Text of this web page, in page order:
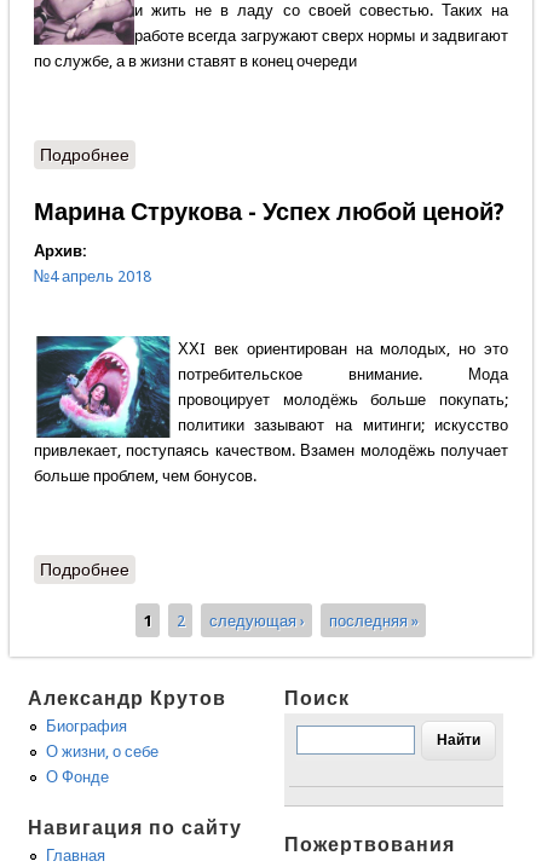
и жить не в ладу со своей совестью. Таких на
работе всегда загружают сверх нормы и задвигают
по службе, а в жизни ставят в конец очереди
Подробнеео Денис Ахалашвили - Мамы не умирают
Марина Струкова - Успех любой ценой?
Архив:
№4 апрель 2018
ХХI век ориентирован на молодых, но это
потребительское внимание. Мода
провоцирует молодёжь больше покупать;
политики зазывают на митинги; искусство
привлекает, поступаясь качеством. Взамен молодёжь получает
больше проблем, чем бонусов.
Подробнеео Марина Струкова - Успех любой ценой?
Страницы
1 2 следующая › последняя »
Александр Крутов
Биография
О жизни, о себе
О Фонде
Навигация по сайту
Главная
Поиск
Пожертвования